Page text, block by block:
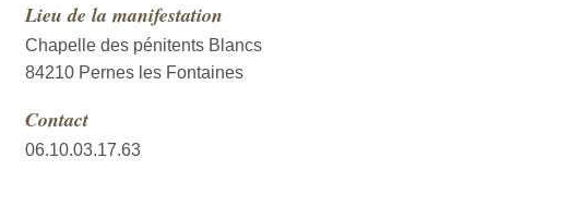
Lieu de la manifestation
Chapelle des pénitents Blancs
84210 Pernes les Fontaines
Contact
06.10.03.17.63